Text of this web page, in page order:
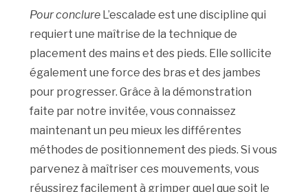
Pour conclure L’escalade est une discipline qui
requiert une maîtrise de la technique de
placement des mains et des pieds. Elle sollicite
également une force des bras et des jambes
pour progresser. Grâce à la démonstration
faite par notre invitée, vous connaissez
maintenant un peu mieux les différentes
méthodes de positionnement des pieds. Si vous
parvenez à maîtriser ces mouvements, vous
réussirez facilement à grimper quel que soit le